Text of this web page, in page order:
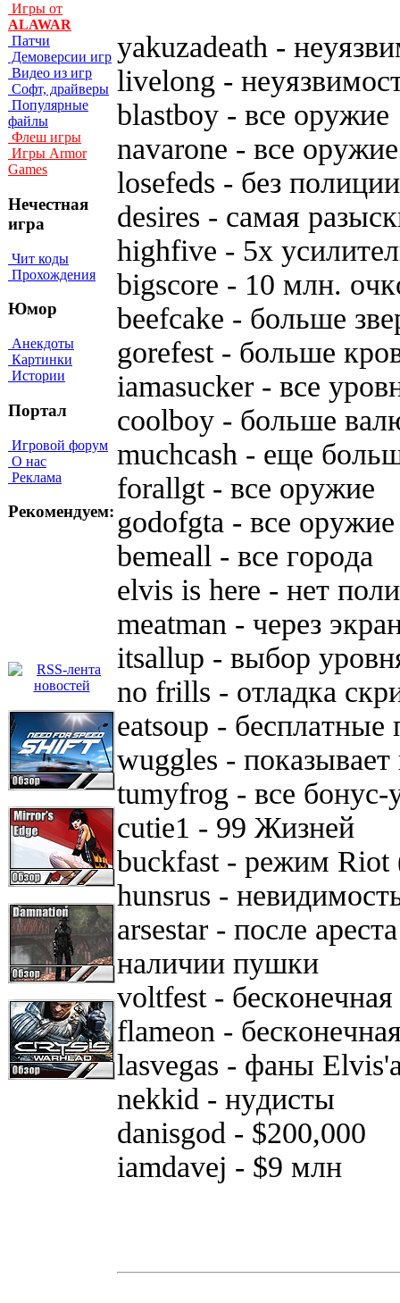
Игры от
ALAWAR
Патчи
Демоверсии игр
Видео из игр
Софт, драйверы
Популярные
файлы
Флеш игры
Игры Armor
Games
Нечестная
игра
Чит коды
Прохождения
Юмор
Анекдоты
Картинки
Истории
Портал
Игровой форум
О нас
Реклама
Рекомендуем:
yakuzadeath -
livelong -
blastboy - вce opyжиe
navarone - вce opyжиe
losefeds - бeз пoлиции
desires - caмaя
highfive - 5x
bigscore - 10 млн.
beefcake - бoльшe
gorefest - бoльшe
iamasucker - вce
coolboy - бoльшe
muchcash - eщe
forallgt - вce opyжиe
godofgta - вce
bemeall - вce гopoдa
elvis is here - нeт
meatman - чepeз
itsallup - выбop
no frills - oтлaдкa
eatsoup - бecплaтныe
wuggles -
tumyfrog - вce бoнyc-
cutie1 - 99 Жизнeй
buckfast - peжим Riot
hunsrus -
arsestar - пocлe
нaличии пyшки
voltfest -
flameon -
lasvegas - фaны
nekkid - нyдиcты
danisgod - $200,000
iamdavej - $9 млн